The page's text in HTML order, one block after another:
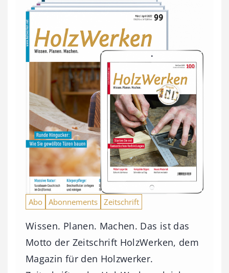
Abo Abonnements Zeitschrift
Wissen. Planen. Machen. Das ist das
Motto der Zeitschrift HolzWerken, dem
Magazin für den Holzwerker.